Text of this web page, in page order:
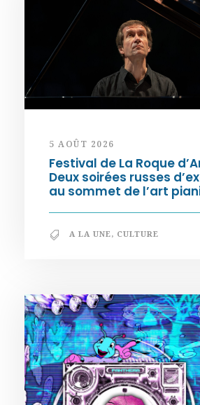
5 AOÛT 2026
Festival de La Roque
Deux soirées russes
au sommet de l’art
A LA UNE, CULTURE